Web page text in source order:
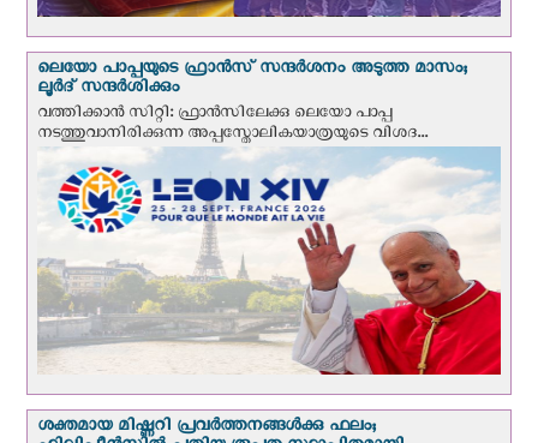
ലെയോ പാപ്പയുടെ ഫ്രാന്‍സ് സന്ദര്‍ശനം അടുത്ത മാസം;
ലൂര്‍ദ് സന്ദര്‍ശിക്കും
വത്തിക്കാന്‍ സിറ്റി: ഫ്രാൻസിലേക്കു ലെയോ പാപ്പ
നടത്തുവാനിരിക്കുന്ന അപ്പസ്തോലികയാത്രയുടെ വിശദ...
ശക്തമായ മിഷ്ണറി പ്രവർത്തനങ്ങൾക്കു ഫലം;